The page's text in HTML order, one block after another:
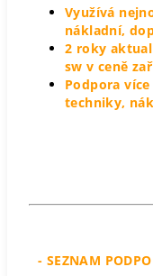
Využívá
nákladní,
2 roky
sw v ceně
Podpora
techniky,
- SEZNAM